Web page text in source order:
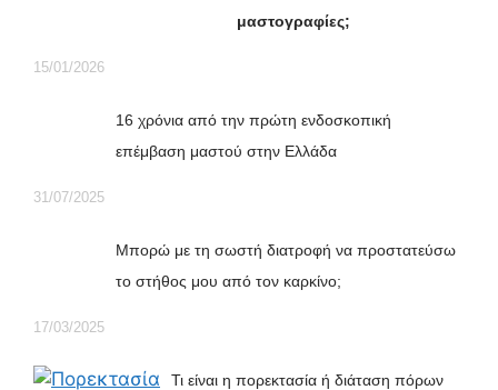
μαστογραφίες;
15/01/2026
16 χρόνια από την πρώτη ενδοσκοπική
επέμβαση μαστού στην Ελλάδα
31/07/2025
Μπορώ με τη σωστή διατροφή να προστατεύσω
το στήθος μου από τον καρκίνο;
17/03/2025
Τι είναι η πορεκτασία ή διάταση πόρων